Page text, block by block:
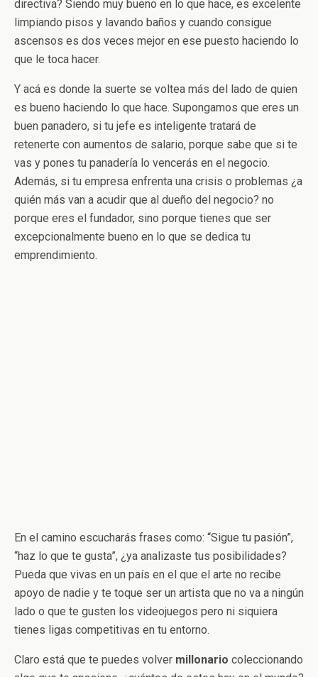
directiva? Siendo muy bueno en lo que hace, es excelente
limpiando pisos y lavando baños y cuando consigue
ascensos es dos veces mejor en ese puesto haciendo lo
que le toca hacer.
Y acá es donde la suerte se voltea más del lado de quien
es bueno haciendo lo que hace. Supongamos que eres un
buen panadero, si tu jefe es inteligente tratará de
retenerte con aumentos de salario, porque sabe que si te
vas y pones tu panadería lo vencerás en el negocio.
Además, si tu empresa enfrenta una crisis o problemas ¿a
quién más van a acudir que al dueño del negocio? no
porque eres el fundador, sino porque tienes que ser
excepcionalmente bueno en lo que se dedica tu
emprendimiento.
En el camino escucharás frases como: “Sigue tu pasión”,
“haz lo que te gusta”, ¿ya analizaste tus posibilidades?
Pueda que vivas en un país en el que el arte no recibe
apoyo de nadie y te toque ser un artista que no va a ningún
lado o que te gusten los videojuegos pero ni siquiera
tienes ligas competitivas en tu entorno.
Claro está que te puedes volver millonario coleccionando